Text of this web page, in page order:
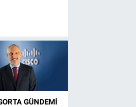
GÜNDEMI